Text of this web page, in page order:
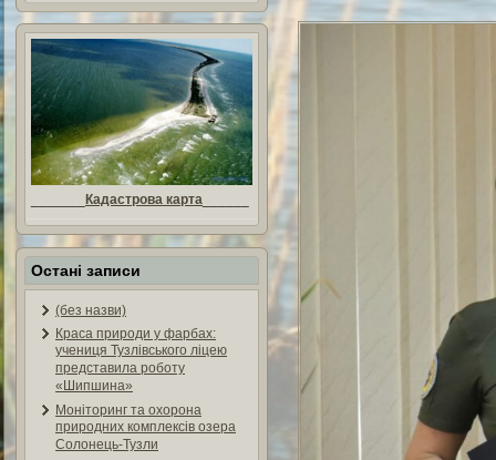
Кадастрова карта
Остані записи
(без назви)
Краса природи у фарбах:
учениця Тузлівського ліцею
представила роботу
«Шипшина»
Моніторинг та охорона
природних комплексів озера
Солонець-Тузли